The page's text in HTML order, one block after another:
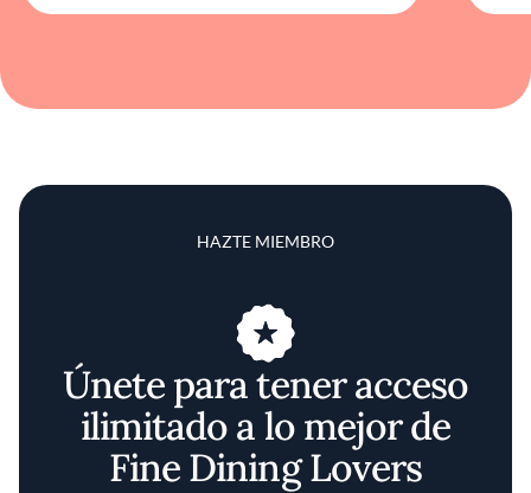
HAZTE MIEMBRO
Únete para tener acceso
ilimitado a lo mejor de
Fine Dining Lovers